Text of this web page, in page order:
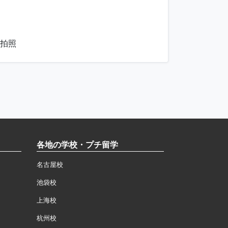
照
各地の学校・プチ留学
名古屋校
池袋校
上海校
杭州校